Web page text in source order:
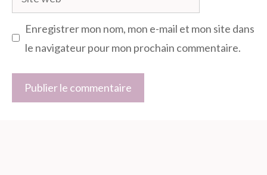
web
Enregistrer mon nom, mon e-mail et mon site dans
le navigateur pour mon prochain commentaire.